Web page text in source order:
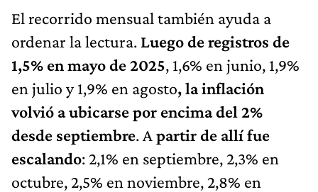
El recorrido mensual también ayuda a
ordenar la lectura. Luego de registros de
1,5% en mayo de 2025, 1,6% en junio, 1,9%
en julio y 1,9% en agosto, la inflación
volvió a ubicarse por encima del 2%
desde septiembre. A partir de allí fue
escalando: 2,1% en septiembre, 2,3% en
octubre, 2,5% en noviembre, 2,8% en